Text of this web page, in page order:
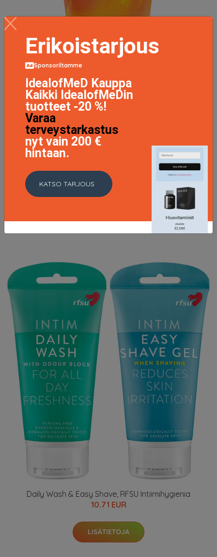
Turn Up The Heat, 40 ml RFSU Hierontaöljyt
5.95 EUR
Daily Wash & Easy Shave, RFSU Intiimihygienia
10.71 EUR
LISÄTIETOJA
Erikoistarjous
Sponsoriltamme
IdealofMeD Kauppa
Kaikki IdealofMeDin
tuotteet -20 %!
Varaa
terveystarkastus
nyt vain 200 €
hintaan.
KATSO TARJOUS